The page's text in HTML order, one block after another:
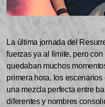
La última jornada del
fuerzas ya al límite, pero
quedaban muchos
primera hora, los
una mezcla perfecta entre
diferentes y nombres